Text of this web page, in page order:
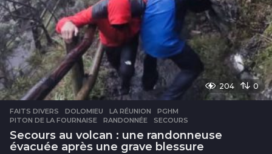
204 0
FAITS DIVERS DOLOMIEU ,LA RÉUNION ,PGHM
PITON DE LA FOURNAISE
,RANDONNÉE ,SECOURS
Secours au volcan : une randonneuse
évacuée après une grave blessure